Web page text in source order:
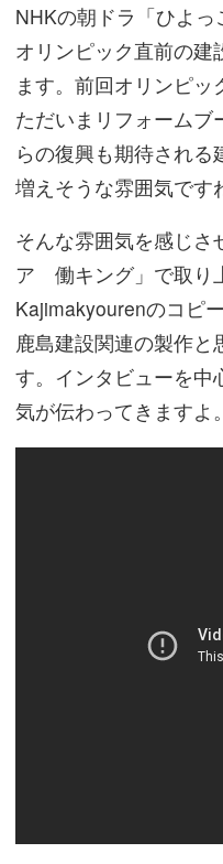
NHKの朝ドラ「ひよ
オリンピック直前の建
ます。前回オリンピッ
ただいまリフォーム
らの復興も期待される
増えそうな雰囲気です
そんな雰囲気を感じさ
ア 働キング」で取り
Kajimakyourenのコピ
鹿島建設関連の製作
す。インタビューを中
気が伝わってきますよ。